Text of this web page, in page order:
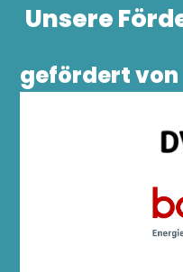
Unsere
gefördert von